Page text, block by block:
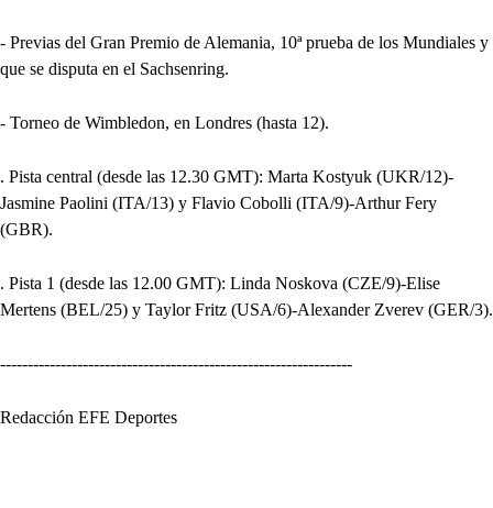
- Previas del Gran Premio de Alemania, 10ª prueba de los Mundiales y
que se disputa en el Sachsenring.
- Torneo de Wimbledon, en Londres (hasta 12).
. Pista central (desde las 12.30 GMT): Marta Kostyuk (UKR/12)-
Jasmine Paolini (ITA/13) y Flavio Cobolli (ITA/9)-Arthur Fery
(GBR).
. Pista 1 (desde las 12.00 GMT): Linda Noskova (CZE/9)-Elise
Mertens (BEL/25) y Taylor Fritz (USA/6)-Alexander Zverev (GER/3).
----------------------------------------------------------------
Redacción EFE Deportes